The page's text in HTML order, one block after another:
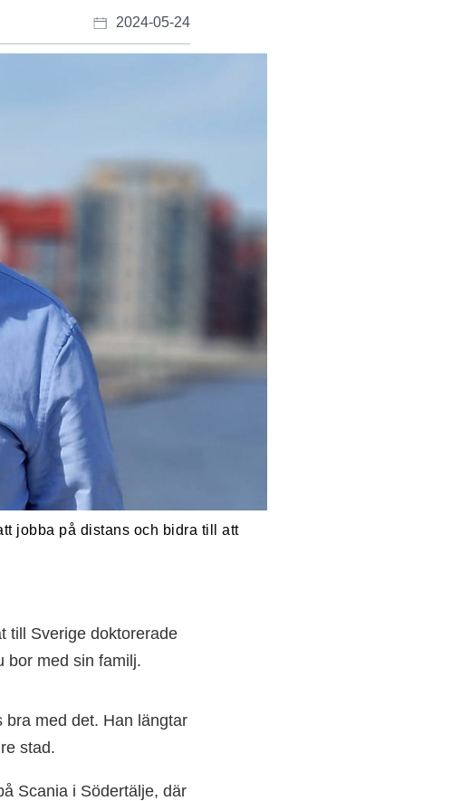
2024-05-24
jobba på distans och bidra till att
till Sverige doktorerade
bor med sin familj.
bra med det. Han längtar
stad.
Scania i Södertälje, där